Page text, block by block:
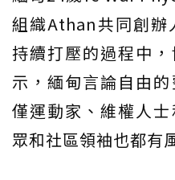
組織Athan共同創辦
持續打壓的過程中
示，緬甸言論自由
僅運動家、維權人
眾和社區領袖也都有